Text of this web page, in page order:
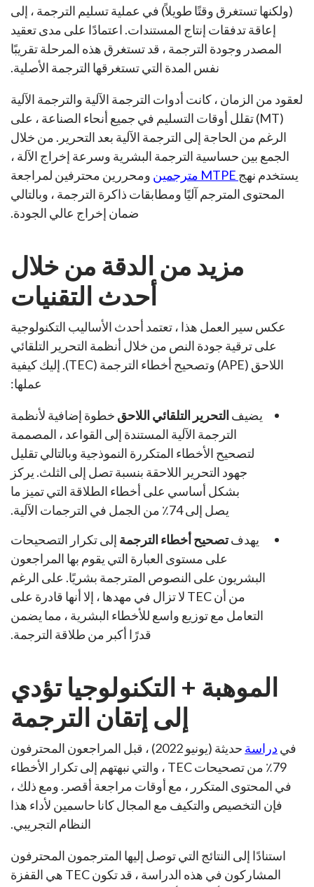
(ولكنها تستغرق وقتًا طويلاً) في عملية تسليم الترجمة ، إلى
إعاقة تدفقات إنتاج المستندات. اعتمادًا على مدى تعقيد
المصدر وجودة الترجمة ، قد تستغرق هذه المرحلة تقريبًا
نفس المدة التي تستغرقها الترجمة الأصلية.
لعقود من الزمان ، كانت أدوات الترجمة الآلية والترجمة الآلية
(MT) تقلل أوقات التسليم في جميع أنحاء الصناعة ، على
الرغم من الحاجة إلى الترجمة الآلية بعد التحرير. من خلال
الجمع بين حساسية الترجمة البشرية وسرعة إخراج الآلة ،
يستخدم نهج
ومحررين محترفين لمراجعة
المحتوى المترجم آليًا ومطابقات ذاكرة الترجمة ، وبالتالي
ضمان إخراج عالي الجودة.
مزيد من الدقة من خلال
أحدث التقنيات
عكس سير العمل هذا ، تعتمد أحدث الأساليب التكنولوجية
على ترقية جودة النص من خلال أنظمة التحرير التلقائي
اللاحق (APE) وتصحيح أخطاء الترجمة (TEC). إليك كيفية
عملها:
يضيف التحرير التلقائي اللاحق خطوة إضافية لأنظمة
الترجمة الآلية المستندة إلى القواعد ، المصممة
لتصحيح الأخطاء المتكررة النموذجية وبالتالي تقليل
جهود التحرير اللاحقة بنسبة تصل إلى الثلث. يركز
بشكل أساسي على أخطاء الطلاقة التي تميز ما
يصل إلى 74٪ من الجمل في الترجمات الآلية.
يهدفتصحيح أخطاء الترجمة إلى تكرار التصحيحات
على مستوى العبارة التي يقوم بها المراجعون
البشريون على النصوص المترجمة بشريًا. على الرغم
من أن TEC لا تزال في مهدها ، إلا أنها قادرة على
التعامل مع توزيع واسع للأخطاء البشرية ، مما يضمن
قدرًا أكبر من طلاقة الترجمة.
الموهبة + التكنولوجيا تؤدي
إلى إتقان الترجمة
في دراسة
حديثة (يونيو 2022) ، قبل المراجعون المحترفون
79٪ من تصحيحات TEC ، والتي نبهتهم إلى تكرار الأخطاء
في المحتوى المتكرر ، مع أوقات مراجعة أقصر. ومع ذلك ،
فإن التخصيص والتكيف مع المجال كانا حاسمين لأداء هذا
النظام التجريبي.
استنادًا إلى النتائج التي توصل إليها المترجمون المحترفون
المشاركون في هذه الدراسة ، قد تكون TEC هي القفزة